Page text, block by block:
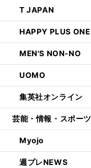
T JAPAN
HAPPY PLUS ONE
MEN'S NON-NO
UOMO
集英社オンライン
芸能・情報・スポーツ
Myojo
週プレNEWS